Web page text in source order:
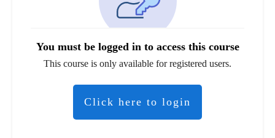
You must be logged in to access this course
This course is only available for registered users.
Click here to login